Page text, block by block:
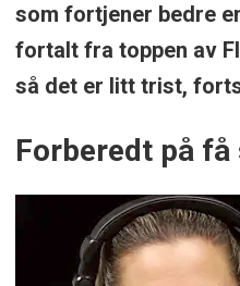
som fortjener bedre
fortalt fra toppen av
så det er litt trist,
Forberedt på få